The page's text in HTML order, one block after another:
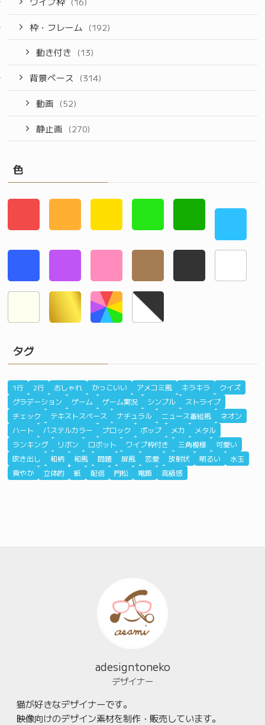
枠・フレーム (192)
動き付き (13)
背景ベース (314)
動画 (52)
静止画 (270)
色
タグ
1行 2行 おしゃれ かっこいい アメコミ風 キラキラ
クイズ
グラデーション
ゲーム ゲーム実況 シンプル
ストライプ
チェック
テキストスペース ナチュラル ニュース番組風
ネオン
ハート
パステルカラー ブロック ポップ メカ
メタル
ランキング
リボン ロボット ワイプ枠付き 三角模様
可愛い
吹き出し
和柄 和風 問題 屏風 恋愛 放射状 明るい
水玉
爽やか
立体的 紙 配信 門松 電飾 高級感
adesigntoneko
デザイナー
猫が好きなデザイナーです。
映像向けのデザイン素材を制作・販売しています。